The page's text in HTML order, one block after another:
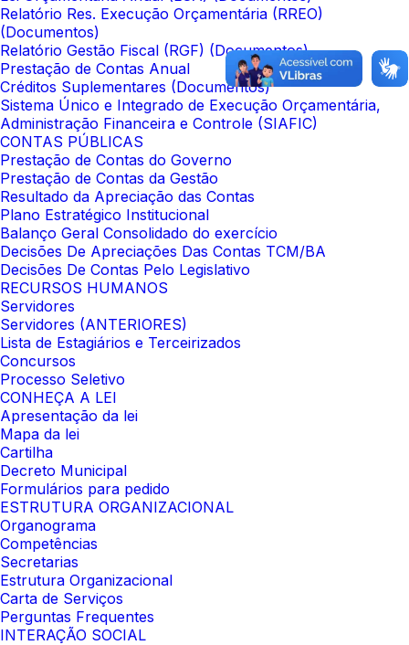
Relatório Res. Execução Orçamentária (RREO)
(Documentos)
Relatório Gestão Fiscal (RGF) (Documentos)
Prestação de Contas Anual
Créditos Suplementares (Documentos)
Sistema Único e Integrado de Execução Orçamentária,
Administração Financeira e Controle (SIAFIC)
CONTAS PÚBLICAS
Prestação de Contas do Governo
Prestação de Contas da Gestão
Resultado da Apreciação das Contas
Plano Estratégico Institucional
Balanço Geral Consolidado do exercício
Decisões De Apreciações Das Contas TCM/BA
Decisões De Contas Pelo Legislativo
RECURSOS HUMANOS
Servidores
Servidores (ANTERIORES)
Lista de Estagiários e Terceirizados
Concursos
Processo Seletivo
CONHEÇA A LEI
Apresentação da lei
Mapa da lei
Cartilha
Decreto Municipal
Formulários para pedido
ESTRUTURA ORGANIZACIONAL
Organograma
Competências
Secretarias
Estrutura Organizacional
Carta de Serviços
Perguntas Frequentes
INTERAÇÃO SOCIAL